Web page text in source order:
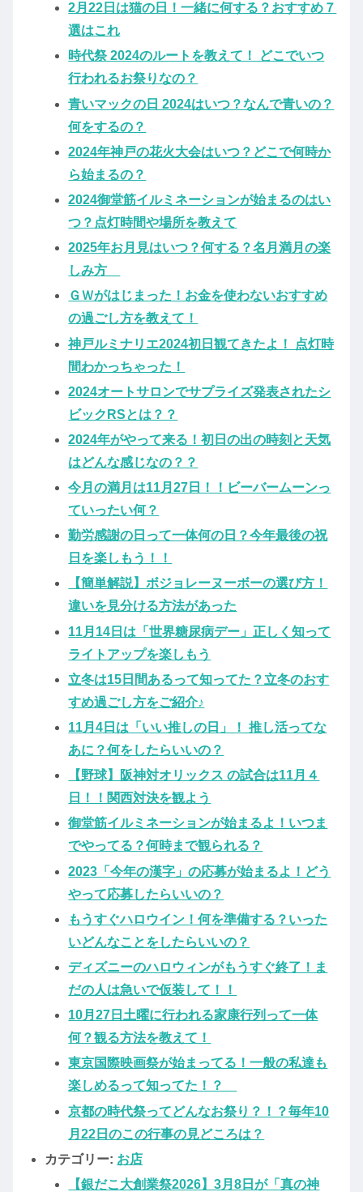
2月22日は猫の日！一緒に何する？おすすめ７
選はこれ
時代祭 2024のルートを教えて！ どこでいつ
行われるお祭りなの？
青いマックの日 2024はいつ？なんで青いの？
何をするの？
2024年神戸の花火大会はいつ？どこで何時か
ら始まるの？
2024御堂筋イルミネーションが始まるのはい
つ？点灯時間や場所を教えて
2025年お月見はいつ？何する？名月満月の楽
しみ方
ＧＷがはじまった！お金を使わないおすすめ
の過ごし方を教えて！
神戸ルミナリエ2024初日観てきたよ！ 点灯時
間わかっちゃった！
2024オートサロンでサプライズ発表されたシ
ビックRSとは？？
2024年がやって来る！初日の出の時刻と天気
はどんな感じなの？？
今月の満月は11月27日！！ビーバームーンっ
ていったい何？
勤労感謝の日って一体何の日？今年最後の祝
日を楽しもう！！
【簡単解説】ボジョレーヌーボーの選び方！
違いを見分ける方法があった
11月14日は「世界糖尿病デー」正しく知って
ライトアップを楽しもう
立冬は15日間あるって知ってた？立冬のおす
すめ過ごし方をご紹介♪
11月4日は「いい推しの日」！ 推し活ってな
あに？何をしたらいいの？
【野球】阪神対オリックス の試合は11月４
日！！関西対決を観よう
御堂筋イルミネーションが始まるよ！いつま
でやってる？何時まで観られる？
2023「今年の漢字」の応募が始まるよ！どう
やって応募したらいいの？
もうすぐハロウイン！何を準備する？いった
いどんなことをしたらいいの？
ディズニーのハロウィンがもうすぐ終了！ま
だの人は急いで仮装して！！
10月27日土曜に行われる家康行列って一体
何？観る方法を教えて！
東京国際映画祭が始まってる！一般の私達も
楽しめるって知ってた！？
京都の時代祭ってどんなお祭り？！？毎年10
月22日のこの行事の見どころは？
カテゴリー: お店
【銀だこ大創業祭2026】3月8日が「真の神